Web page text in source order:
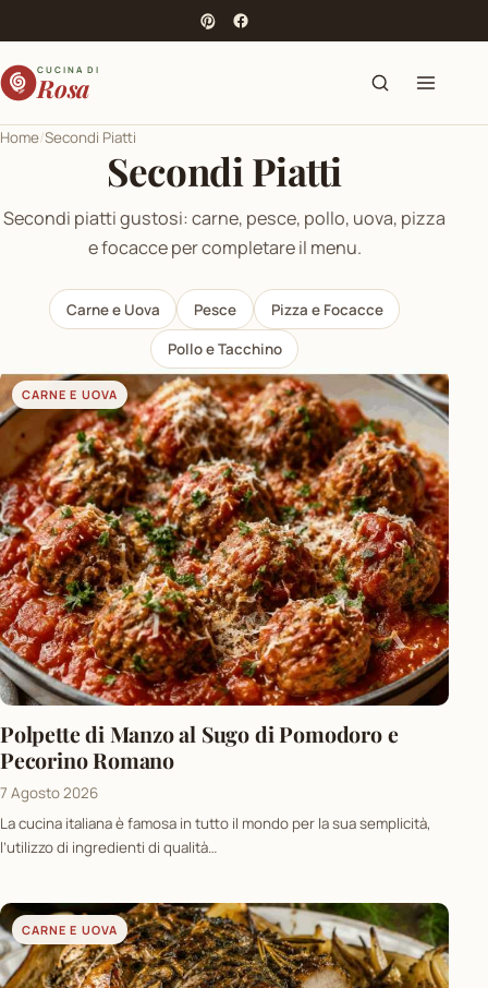
CUCINA DI
Rosa Cerca
Apri
Home Secondi Piatti
Secondi Piatti
Secondi piatti gustosi: carne, pesce, pollo, uova, pizza
e focacce per completare il menu.
Carne e Uova Pesce Pizza e Focacce
Pollo e Tacchino
CARNE E UOVA
Polpette di Manzo al Sugo di Pomodoro e
Pecorino Romano
7 Agosto 2026
La cucina italiana è famosa in tutto il mondo per la sua semplicità,
l’utilizzo di ingredienti di qualità…
CARNE E UOVA